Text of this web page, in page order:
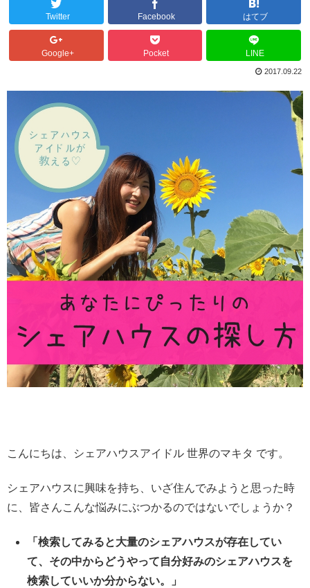
Twitter Facebook はてブ
Google+ Pocket LINE
2017.09.22
こんにちは、シェアハウスアイドル 世界のマキタ です。
シェアハウスに興味を持ち、いざ住んでみようと思った時
に、皆さんこんな悩みにぶつかるのではないでしょうか？
「検索してみると大量のシェアハウスが存在してい
て、その中からどうやって自分好みのシェアハウスを
検索していいか分からない。」